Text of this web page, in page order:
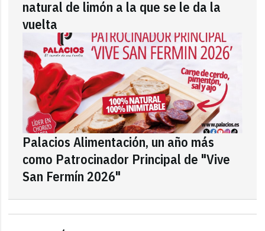
natural de limón a la que se le da la
vuelta
Palacios Alimentación, un año más
como Patrocinador Principal de "Vive
San Fermín 2026"